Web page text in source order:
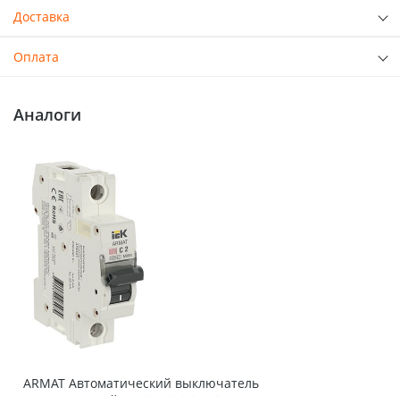
Доставка
Оплата
Аналоги
ARMAT Автоматический выключатель